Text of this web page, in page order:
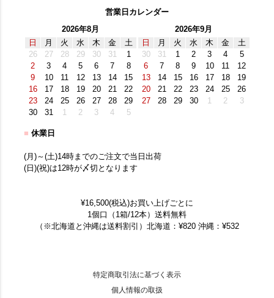
営業日カレンダー
2026年8月
日
月 火 水 木 金
土
26
27 28 29 30 31
1
2
3 4 5 6 7
8
9
10 11 12 13 14
15
16
17 18 19 20 21
22
23
24 25 26 27 28
29
30
31 1 2 3 4 5
2026年9月
日
月 火 水 木 金
土
30
31 1 2 3 4
5
6
7 8 9 10 11
12
13
14 15 16 17 18
19
20
21 22 23 24 25
26
27
28 29 30 1 2 3
■ 休業日
(月)～(土)14時までのご注文で当日出荷
(日)(祝)は12時が〆切となります
¥16,500(税込)お買い上げごとに
1個口（1箱/12本）送料無料
（※北海道と沖縄は送料割引）北海道：¥820 沖縄：¥532
特定商取引法に基づく表示
個人情報の取扱